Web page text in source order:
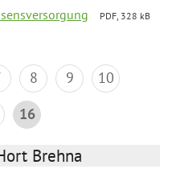
PDF, 328 kB
8 9
10
16
Brehna